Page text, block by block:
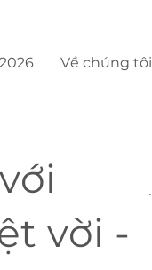
Về chúng tôi
vời -